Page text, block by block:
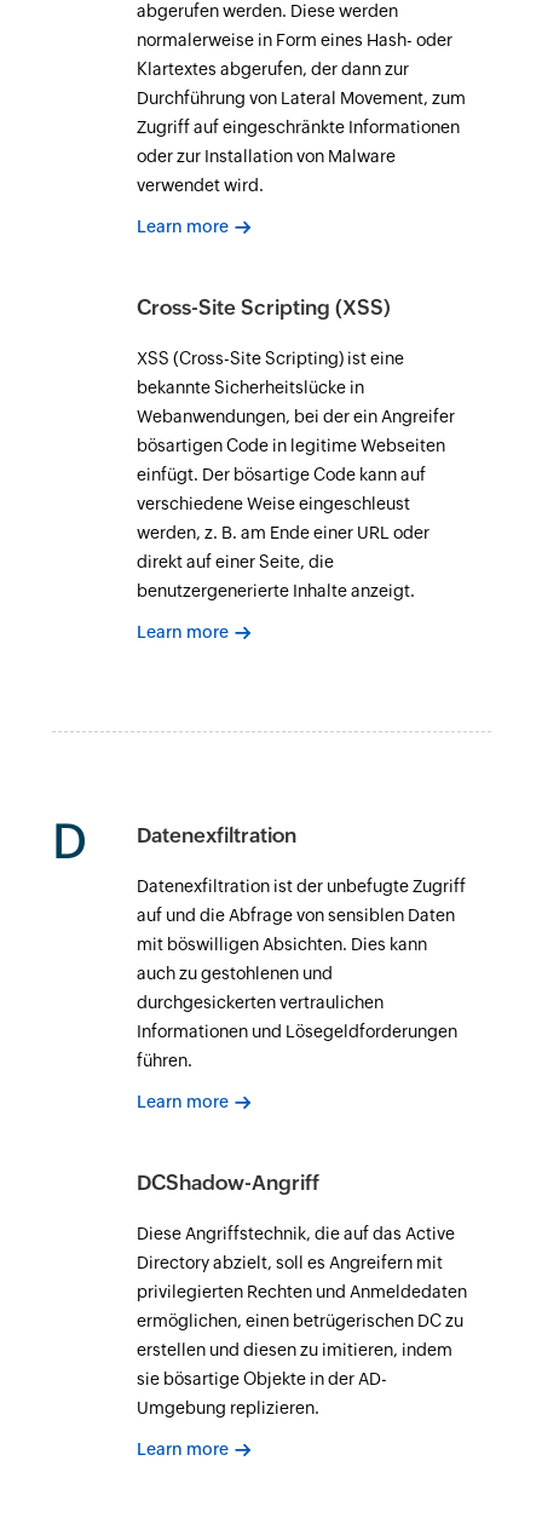
abgerufen werden. Diese werden
normalerweise in Form eines Hash- oder
Klartextes abgerufen, der dann zur
Durchführung von Lateral Movement, zum
Zugriff auf eingeschränkte Informationen
oder zur Installation von Malware
verwendet wird.
Learn more
Cross-Site Scripting (XSS)
XSS (Cross-Site Scripting) ist eine
bekannte Sicherheitslücke in
Webanwendungen, bei der ein Angreifer
bösartigen Code in legitime Webseiten
einfügt. Der bösartige Code kann auf
verschiedene Weise eingeschleust
werden, z. B. am Ende einer URL oder
direkt auf einer Seite, die
benutzergenerierte Inhalte anzeigt.
Learn more
D Datenexfiltration
Datenexfiltration ist der unbefugte Zugriff
auf und die Abfrage von sensiblen Daten
mit böswilligen Absichten. Dies kann
auch zu gestohlenen und
durchgesickerten vertraulichen
Informationen und Lösegeldforderungen
führen.
Learn more
DCShadow-Angriff
Diese Angriffstechnik, die auf das Active
Directory abzielt, soll es Angreifern mit
privilegierten Rechten und Anmeldedaten
ermöglichen, einen betrügerischen DC zu
erstellen und diesen zu imitieren, indem
sie bösartige Objekte in der AD-
Umgebung replizieren.
Learn more